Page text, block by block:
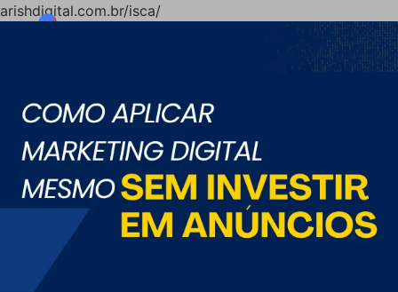
arishdigital.com.br/isca/